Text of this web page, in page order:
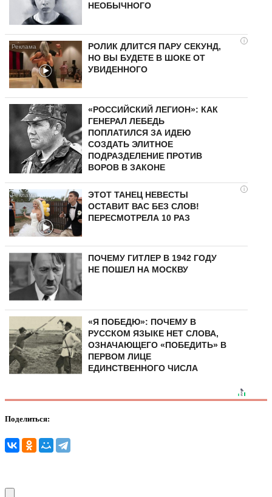
НЕОБЫЧНОГО
i
РОЛИК ДЛИТСЯ ПАРУ СЕКУНД,
НО ВЫ БУДЕТЕ В ШОКЕ ОТ
УВИДЕННОГО
«РОССИЙСКИЙ ЛЕГИОН»: КАК
ГЕНЕРАЛ ЛЕБЕДЬ
ПОПЛАТИЛСЯ ЗА ИДЕЮ
СОЗДАТЬ ЭЛИТНОЕ
ПОДРАЗДЕЛЕНИЕ ПРОТИВ
ВОРОВ В ЗАКОНЕ
i
ЭТОТ ТАНЕЦ НЕВЕСТЫ
ОСТАВИТ ВАС БЕЗ СЛОВ!
ПЕРЕСМОТРЕЛА 10 РАЗ
ПОЧЕМУ ГИТЛЕР В 1942 ГОДУ
НЕ ПОШЕЛ НА МОСКВУ
«Я ПОБЕДЮ»: ПОЧЕМУ В
РУССКОМ ЯЗЫКЕ НЕТ СЛОВА,
ОЗНАЧАЮЩЕГО «ПОБЕДИТЬ» В
ПЕРВОМ ЛИЦЕ
ЕДИНСТВЕННОГО ЧИСЛА
Поделиться: